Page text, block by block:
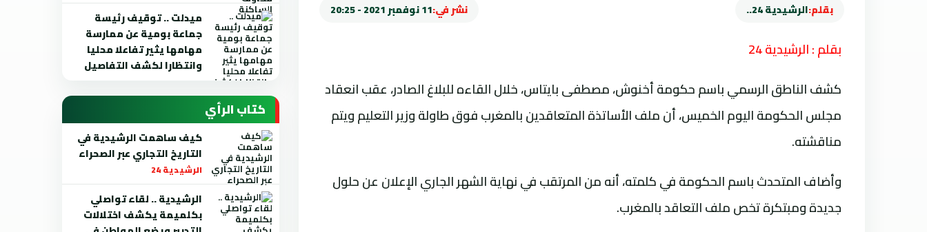
بقلم:الرشيدية 24.. نشر في:11 نوفمبر 2021 - 20:25
بقلم : الرشيدية 24
كشف الناطق الرسمي باسم حكومة أخنوش، مصطفى بايتاس، خلال القاءه للبلاغ الصادر، عقب انعقاد
مجلس الحكومة اليوم الخميس، أن ملف الأساتذة المتعاقدين بالمغرب فوق طاولة وزير التعليم ويتم
مناقشته.
وأضاف المتحدث باسم الحكومة في كلمته، أنه من المرتقب في نهاية الشهر الجاري الإعلان عن حلول
جديدة ومبتكرة تخص ملف التعاقد بالمغرب.
ميدلت .. توقيف رئيسة
جماعة بومية عن ممارسة
مهامها يثير تفاعلا محليا
وانتظارا لكشف التفاصيل
كتاب الرأي
كيف ساهمت الرشيدية في
التاريخ التجاري عبر الصحراء
الرشيدية 24
الرشيدية .. لقاء تواصلي
بكلميمة يكشف اختلالات